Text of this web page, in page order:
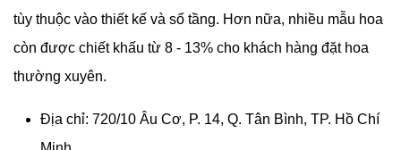
tùy thuộc vào thiết kế và số tầng. Hơn nữa, nhiều mẫu hoa
còn được chiết khấu từ 8 - 13% cho khách hàng đặt hoa
thường xuyên.
Địa chỉ: 720/10 Âu Cơ, P. 14, Q. Tân Bình, TP. Hồ Chí